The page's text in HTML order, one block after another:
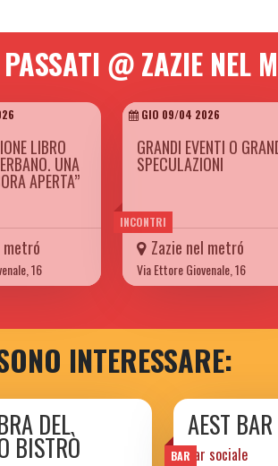
@ ZAZIE NEL
LIBRO
UNA
APERTA”
metró
16
INCONTRI
GIO 09/04 2026
GRANDI EVENTI O
SPECULAZIONI
Zazie nel metró
Via Ettore Giovenale, 16
INTERESSARE:
DEL
BISTRÒ BAR
AEST BAR
bar sociale